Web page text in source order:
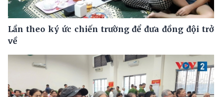
Lần theo ký ức chiến trường để đưa đồng đội trở
về